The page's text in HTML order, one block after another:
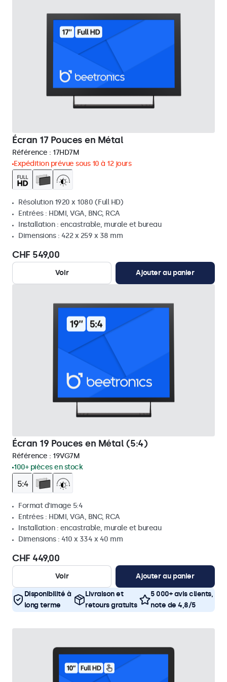
Écran 17 Pouces en Métal
Référence : 17HD7M
Expédition prévue sous 10 à 12 jours
Résolution 1920 x 1080 (Full HD)
Entrées : HDMI, VGA, BNC, RCA
Installation : encastrable, murale et bureau
Dimensions : 422 x 259 x 38 mm
CHF 549,00
Voir Ajouter au panier
Écran 19 Pouces en Métal (5:4)
Référence : 19VG7M
100+ pièces en stock
Format d'image 5:4
Entrées : HDMI, VGA, BNC, RCA
Installation : encastrable, murale et bureau
Dimensions : 410 x 334 x 40 mm
CHF 449,00
Voir Ajouter au panier
Disponibilité à
long terme
Livraison et
retours gratuits
5 000+ avis clients,
note de 4,8/5